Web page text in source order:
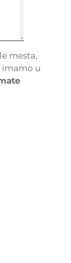
mesta,
imamo u